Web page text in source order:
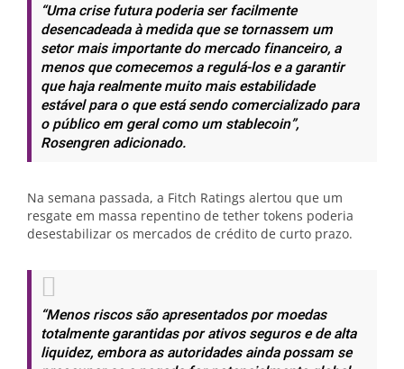
“Uma crise futura poderia ser facilmente
desencadeada à medida que se tornassem um
setor mais importante do mercado financeiro, a
menos que comecemos a regulá-los e a garantir
que haja realmente muito mais estabilidade
estável para o que está sendo comercializado para
o público em geral como um stablecoin”,
Rosengren adicionado.
Na semana passada, a Fitch Ratings alertou que um
resgate em massa repentino de tether tokens poderia
desestabilizar os mercados de crédito de curto prazo.
“Menos riscos são apresentados por moedas
totalmente garantidas por ativos seguros e de alta
liquidez, embora as autoridades ainda possam se